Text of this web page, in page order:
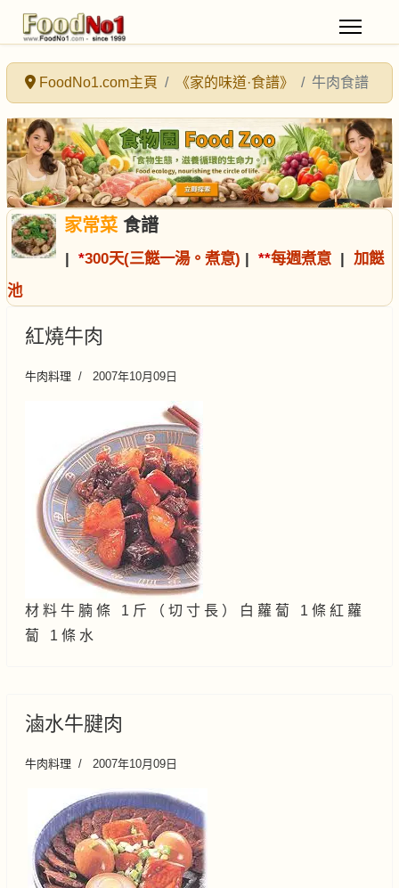
FoodNo1.com主頁 《家的味道·食譜》 牛肉食譜
家常菜食譜
| *300天(三餸一湯。煮意) | **每週煮意 | 加餸
池
紅燒牛肉
牛肉料理 2007年10月09日
材 料 牛 腩 條 1 斤 （ 切 寸 長 ） 白 蘿 蔔 1 條 紅 蘿
蔔 1 條 水
滷水牛腱肉
牛肉料理 2007年10月09日